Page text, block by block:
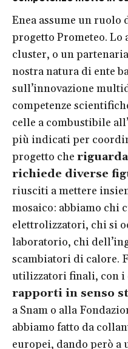
Enea assume un
progetto Prometeo. Lo
cluster, o un
nostra natura di ente
sull’innovazione
competenze
celle a combustibile
più indicati per
progetto che
richiede diverse
riusciti a mettere
mosaico: abbiamo chi
elettrolizzatori, chi si
laboratorio, chi
scambiatori di calore.
utilizzatori finali, con i
rapporti in senso
a Snam o alla
abbiamo fatto da
europei, dando però